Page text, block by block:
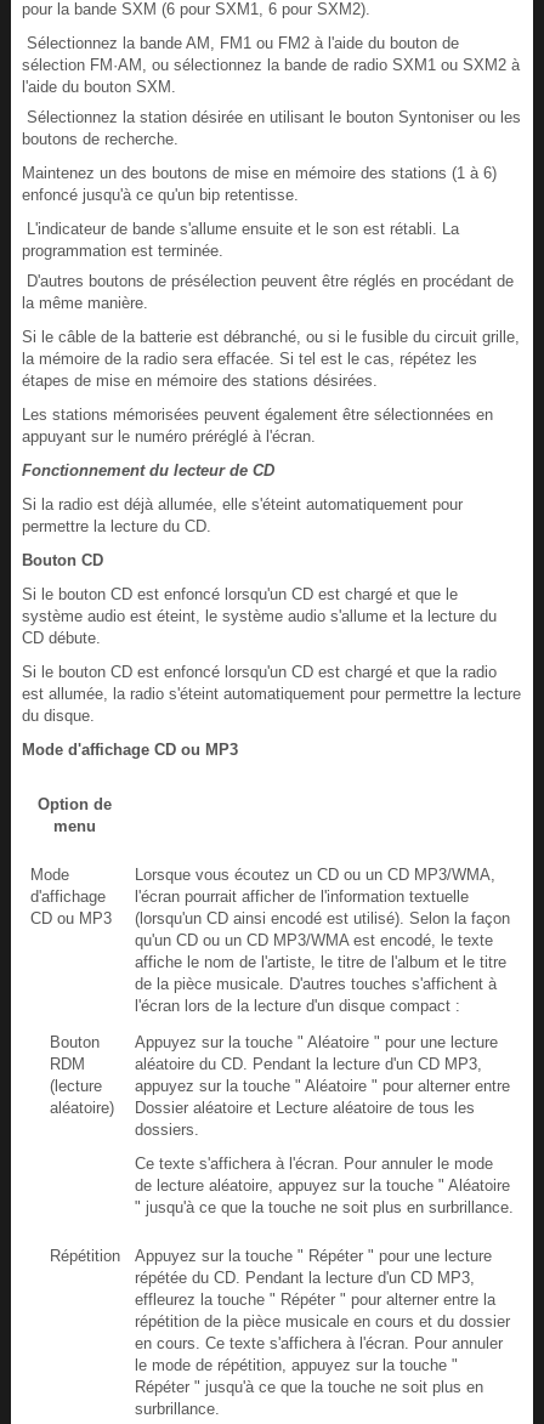
pour la bande SXM (6 pour SXM1, 6 pour SXM2).
Sélectionnez la bande AM, FM1 ou FM2 à l'aide du bouton de
sélection FM·AM, ou sélectionnez la bande de radio SXM1 ou SXM2 à
l'aide du bouton SXM.
Sélectionnez la station désirée en utilisant le bouton Syntoniser ou les
boutons de recherche.
Maintenez un des boutons de mise en mémoire des stations (1 à 6)
enfoncé jusqu'à ce qu'un bip retentisse.
L'indicateur de bande s'allume ensuite et le son est rétabli. La
programmation est terminée.
D'autres boutons de présélection peuvent être réglés en procédant de
la même manière.
Si le câble de la batterie est débranché, ou si le fusible du circuit grille,
la mémoire de la radio sera effacée. Si tel est le cas, répétez les
étapes de mise en mémoire des stations désirées.
Les stations mémorisées peuvent également être sélectionnées en
appuyant sur le numéro préréglé à l'écran.
Fonctionnement du lecteur de CD
Si la radio est déjà allumée, elle s'éteint automatiquement pour
permettre la lecture du CD.
Bouton CD
Si le bouton CD est enfoncé lorsqu'un CD est chargé et que le
système audio est éteint, le système audio s'allume et la lecture du
CD débute.
Si le bouton CD est enfoncé lorsqu'un CD est chargé et que la radio
est allumée, la radio s'éteint automatiquement pour permettre la lecture
du disque.
Mode d'affichage CD ou MP3
Option de
menu
Mode
d'affichage
CD ou MP3
Lorsque vous écoutez un CD ou un CD MP3/WMA,
l'écran pourrait afficher de l'information textuelle
(lorsqu'un CD ainsi encodé est utilisé). Selon la façon
qu'un CD ou un CD MP3/WMA est encodé, le texte
affiche le nom de l'artiste, le titre de l'album et le titre
de la pièce musicale. D'autres touches s'affichent à
l'écran lors de la lecture d'un disque compact :
Bouton
RDM
(lecture
aléatoire)
Appuyez sur la touche " Aléatoire " pour une lecture
aléatoire du CD. Pendant la lecture d'un CD MP3,
appuyez sur la touche " Aléatoire " pour alterner entre
Dossier aléatoire et Lecture aléatoire de tous les
dossiers.
Ce texte s'affichera à l'écran. Pour annuler le mode
de lecture aléatoire, appuyez sur la touche " Aléatoire
" jusqu'à ce que la touche ne soit plus en surbrillance.
Répétition
Appuyez sur la touche " Répéter " pour une lecture
répétée du CD. Pendant la lecture d'un CD MP3,
effleurez la touche " Répéter " pour alterner entre la
répétition de la pièce musicale en cours et du dossier
en cours. Ce texte s'affichera à l'écran. Pour annuler
le mode de répétition, appuyez sur la touche "
Répéter " jusqu'à ce que la touche ne soit plus en
surbrillance.